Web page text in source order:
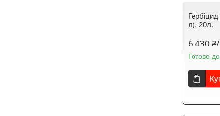
л), 20л.
6 430
Готово